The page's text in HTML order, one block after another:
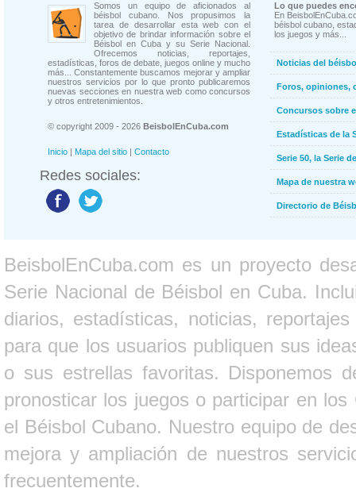
Somos un equipo de aficionados al
béisbol cubano. Nos propusimos la
tarea de desarrollar esta web con el
objetivo de brindar información sobre el
Béisbol en Cuba y su Serie Nacional.
Ofrecemos noticias, reportajes,
estadísticas, foros de debate, juegos online y mucho
más... Constantemente buscamos mejorar y ampliar
nuestros servicios por lo que pronto publicaremos
nuevas secciones en nuestra web como concursos
y otros entretenimientos.
© copyright 2009 - 2026 BeisbolEnCuba.com
Inicio | Mapa del sitio | Contacto
Redes sociales:
Lo que puedes
En
béisbol cubano,
los juegos y más...
Noticias del
Foros, opiniones,
Concursos sobre
Estadísticas de la
Serie 50, la Serie
Mapa de nuestra
Directorio de
BeisbolEnCuba.com es un proyecto
Serie Nacional de Béisbol en Cuba.
diarios, estadísticas, noticias,
para que los usuarios publiquen sus
o sus estrellas favoritas. Disponemos
pronosticar los juegos o participar en
el Béisbol Cubano. Nuestro equipo de
mejora y ampliación de nuestros
frecuentemente.